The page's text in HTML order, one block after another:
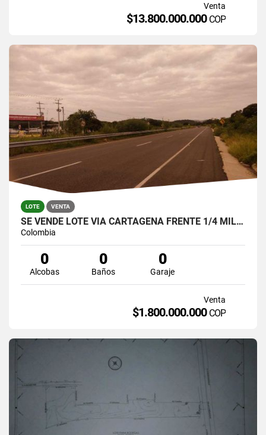
Venta
$13.800.000.000 COP
LOTE VENTA
SE VENDE LOTE VIA CARTAGENA FRENTE 1/4 MILLA
Colombia
0
Alcobas
0
Baños
0
Garaje
Venta
$1.800.000.000 COP